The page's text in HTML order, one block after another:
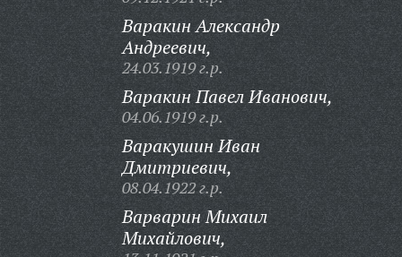
Варакин Александр
Андреевич,
24.03.1919 г.р.
Варакин Павел Иванович,
04.06.1919 г.р.
Варакушин Иван
Дмитриевич,
08.04.1922 г.р.
Варварин Михаил
Михайлович,